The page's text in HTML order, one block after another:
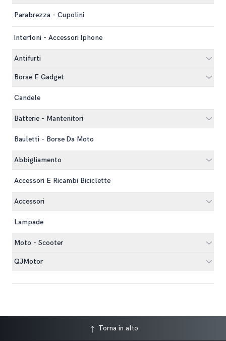
Parabrezza - Cupolini
Interfoni - Accessori Iphone
Antifurti
Borse E Gadget
Candele
Batterie - Mantenitori
Bauletti - Borse Da Moto
Abbigliamento
Accessori E Ricambi Biciclette
Accessori
Lampade
Moto - Scooter
QJMotor
Torna in alto